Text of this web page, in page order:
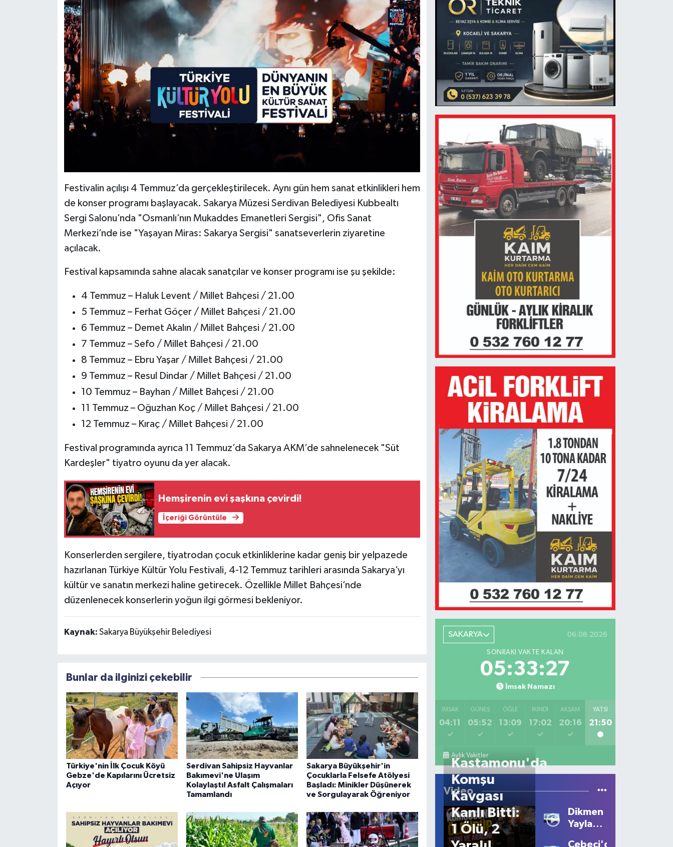
Festivalin açılışı 4 Temmuz’da gerçekleştirilecek. Aynı gün hem sanat etkinlikleri hem
de konser programı başlayacak. Sakarya Müzesi Serdivan Belediyesi Kubbealtı
Sergi Salonu’nda "Osmanlı’nın Mukaddes Emanetleri Sergisi", Ofis Sanat
Merkezi’nde ise "Yaşayan Miras: Sakarya Sergisi" sanatseverlerin ziyaretine
açılacak.
Festival kapsamında sahne alacak sanatçılar ve konser programı ise şu şekilde:
4 Temmuz – Haluk Levent / Millet Bahçesi / 21.00
5 Temmuz – Ferhat Göçer / Millet Bahçesi / 21.00
6 Temmuz – Demet Akalın / Millet Bahçesi / 21.00
7 Temmuz – Sefo / Millet Bahçesi / 21.00
8 Temmuz – Ebru Yaşar / Millet Bahçesi / 21.00
9 Temmuz – Resul Dindar / Millet Bahçesi / 21.00
10 Temmuz – Bayhan / Millet Bahçesi / 21.00
11 Temmuz – Oğuzhan Koç / Millet Bahçesi / 21.00
12 Temmuz – Kıraç / Millet Bahçesi / 21.00
Festival programında ayrıca 11 Temmuz’da Sakarya AKM’de sahnelenecek "Süt
Kardeşler" tiyatro oyunu da yer alacak.
Hemşirenin evi şaşkına çevirdi!
İçeriği Görüntüle
Konserlerden sergilere, tiyatrodan çocuk etkinliklerine kadar geniş bir yelpazede
hazırlanan Türkiye Kültür Yolu Festivali, 4-12 Temmuz tarihleri arasında Sakarya’yı
kültür ve sanatın merkezi haline getirecek. Özellikle Millet Bahçesi’nde
düzenlenecek konserlerin yoğun ilgi görmesi bekleniyor.
Kaynak: Sakarya Büyükşehir Belediyesi
Bunlar da ilginizi çekebilir
Türkiye'nin İlk Çocuk Köyü
Gebze'de Kapılarını Ücretsiz
Açıyor
Serdivan Sahipsiz Hayvanlar
Bakımevi'ne Ulaşım
Kolaylaştı! Asfalt Çalışmaları
Tamamlandı
Sakarya Büyükşehir'in
Çocuklarla Felsefe Atölyesi
Başladı: Minikler Düşünerek
ve Sorgulayarak Öğreniyor
SAKARYA 06.08.2026
SONRAKI VAKTE KALAN
05:33:27
İmsak Namazı
İMSAK
04:11
GÜNEŞ
05:52
ÖĞLE
13:09
İKINDI
17:02
AKŞAM
20:16
YATSI
21:50
Aylık Vakitler
Video
Kastamonu'da
Komşu
Kavgası
Kanlı Bitti:
1 Ölü, 2
Dikmen
Yaylası'nda
Cebeci'de